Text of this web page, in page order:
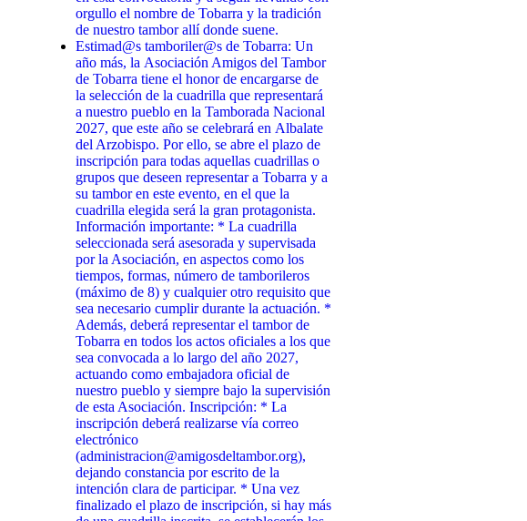
orgullo el nombre de Tobarra y la tradición
de nuestro tambor allí donde suene.
Estimad@s tamboriler@s de Tobarra: Un
año más, la Asociación Amigos del Tambor
de Tobarra tiene el honor de encargarse de
la selección de la cuadrilla que representará
a nuestro pueblo en la Tamborada Nacional
2027, que este año se celebrará en Albalate
del Arzobispo. Por ello, se abre el plazo de
inscripción para todas aquellas cuadrillas o
grupos que deseen representar a Tobarra y a
su tambor en este evento, en el que la
cuadrilla elegida será la gran protagonista.
Información importante: * La cuadrilla
seleccionada será asesorada y supervisada
por la Asociación, en aspectos como los
tiempos, formas, número de tamborileros
(máximo de 8) y cualquier otro requisito que
sea necesario cumplir durante la actuación. *
Además, deberá representar el tambor de
Tobarra en todos los actos oficiales a los que
sea convocada a lo largo del año 2027,
actuando como embajadora oficial de
nuestro pueblo y siempre bajo la supervisión
de esta Asociación. Inscripción: * La
inscripción deberá realizarse vía correo
electrónico
(administracion@amigosdeltambor.org),
dejando constancia por escrito de la
intención clara de participar. * Una vez
finalizado el plazo de inscripción, si hay más